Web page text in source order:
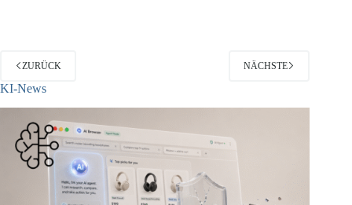
ZURÜCK
KI-News